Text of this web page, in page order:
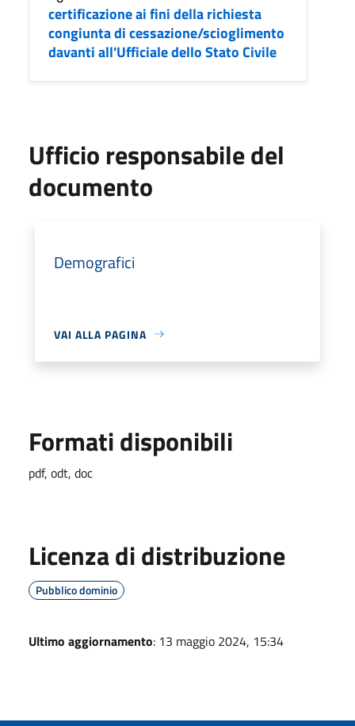
certificazione ai fini della richiesta
congiunta di cessazione/scioglimento
davanti all'Ufficiale dello Stato Civile
Ufficio responsabile del
documento
Demografici
VAI ALLA PAGINA
Formati disponibili
pdf, odt, doc
Licenza di distribuzione
Pubblico dominio
Ultimo aggiornamento: 13 maggio 2024, 15:34